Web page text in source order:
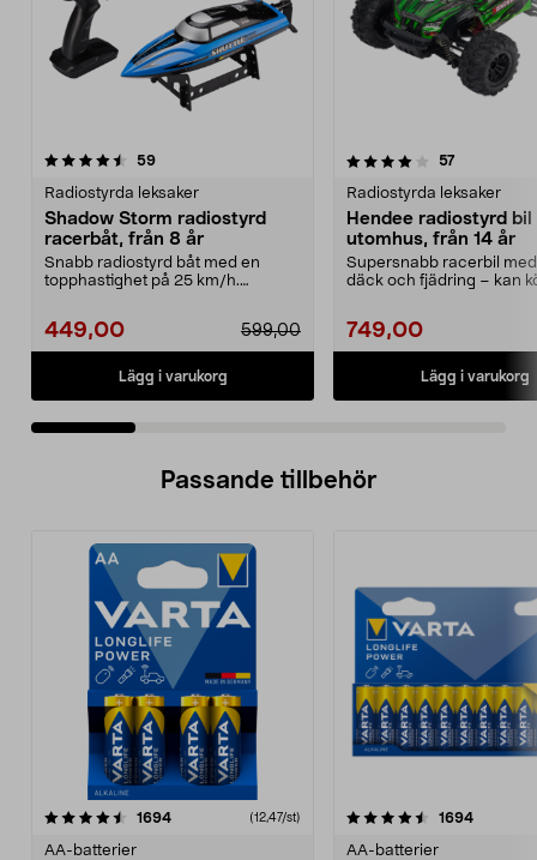
59recensioner
Radiostyrda leksaker
Shadow Storm radiostyrd
racerbåt, från 8 år
Snabb radiostyrd båt med en
topphastighet på 25 km/h.
449,00 599,00
Lägg i varukorg
4.0 av 5 stjärnor 57recensioner
Radiostyrda leksaker
Hendee radiostyrd bil
utomhus, från 14 år
Supersnabb racerbil
däck och fjädring – kan
749,00
Lägg i varukorg
4.0 av 5 stjärnor
Passande tillbehör
1694recensioner(12,47/st)
AA-batterier
4.5av 5 stjärnor 1694
AA-batterier
4.5av 5 stjärnor